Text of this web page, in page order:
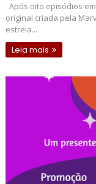
Após oito episódios
original criada pela
estreia...
Leia mais